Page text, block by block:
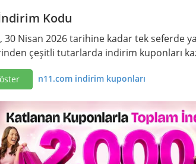
Kodu
Nisan 2026 tarihine kadar tek seferde
çeşitli tutarlarda indirim kuponları
n11.com indirim kuponları